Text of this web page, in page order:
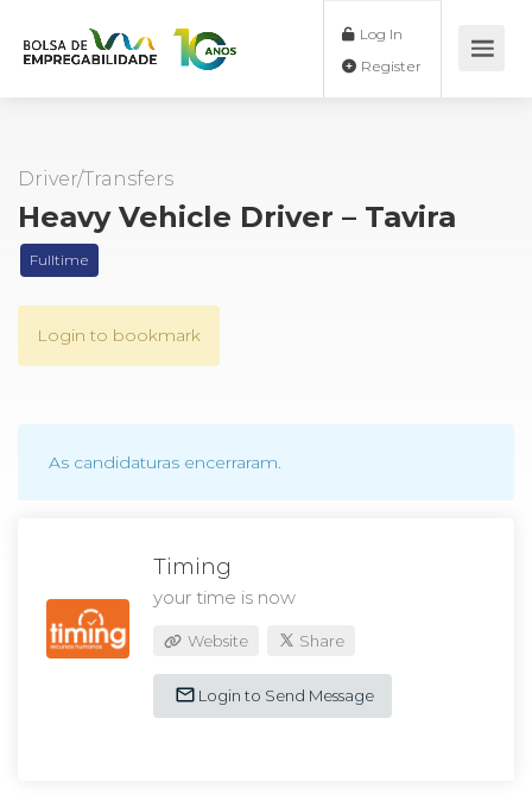
Log In
Driver/Transfers
Heavy Vehicle Driver – Tavira
Fulltime
Login to bookmark
As candidaturas encerraram.
Timing
your time is now
Website Share
Login to Send Message